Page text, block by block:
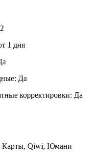
1 дня
Да
корректировки: Да
Карты, Qiwi, Юмани